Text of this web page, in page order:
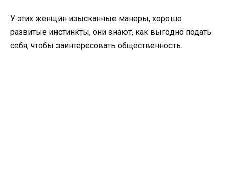
У этих женщин изысканные манеры, хорошо
развитые инстинкты, они знают, как выгодно подать
себя, чтобы заинтересовать общественность.